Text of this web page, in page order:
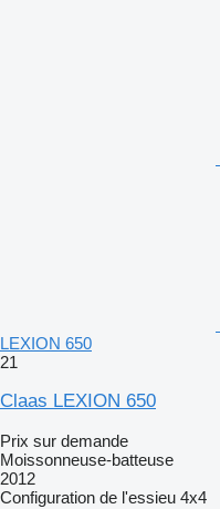
LEXION 650
21
Claas LEXION 650
Prix sur demande
Moissonneuse-batteuse
2012
Configuration de l'essieu 4x4